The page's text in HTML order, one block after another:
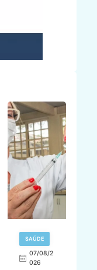
SAÚDE
07/08/2
026